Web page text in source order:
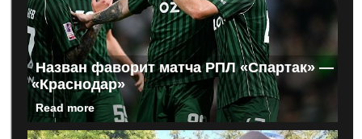
Назван фаворит матча РПЛ «Спартак» —
«Краснодар»
Read more